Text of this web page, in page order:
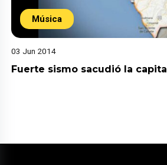
Música
03 Jun 2014
Fuerte sismo sacudió la capital